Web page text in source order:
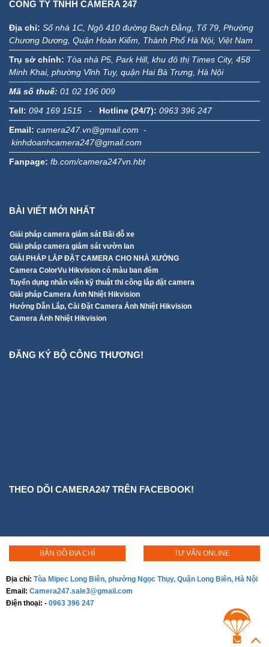
CÔNG TY TNHH CAMERA 247
Địa chỉ: Số nhà 1C, Ngõ 410 đường Bạch Đằng, Tổ 79, Phường
Chương Dương, Quận Hoàn Kiếm, Thành Phố Hà Nội, Việt Nam
Trụ sở chính: Tòa nhà P5, Park Hill, khu đô thị Times City, 458
Minh Khai, phường Vĩnh Tuy, quận Hai Bà Trưng, Hà Nội
Mã số thuế: 01 02 196 009
Tell: 094 169 1515 - Hotline (24/7): 0963 396 247
Email: camera247.vn@gmail.com -
kinhdoanhcamera247@gmail.com
Fanpage: fb.com/camera247vn.hbt
BÀI VIẾT MỚI NHẤT
Giải pháp camera giám sát Bãi đỗ xe
Giải pháp camera giám sát vườn lan
GIẢI PHÁP LẮP ĐẶT CAMERA CHO NHÀ XƯỞNG
Camera ColorVu Hikvision có màu ban đêm
Tuyển dụng nhân viên kỹ thuật thi công lắp đặt camera
Giải pháp Camera Ảnh Nhiệt Hikvision
Hướng Dẫn Lắp, Cài Đặt Camera Ảnh Nhiệt Hikvision
Camera Ảnh Nhiệt Hikvision
ĐĂNG KÝ BỘ CÔNG THƯƠNG!
THEO DÕI CAMERA247 TRÊN FACEBOOK!
BẢN ĐỒ ĐỊA CHỈ TƯ VẤN ONLINE
Địa chỉ: Tòa Mipec Long Biên, phường Ngọc Thụy, Quận Long Biên, Hà Nội
Email: Camera247.sale3@gmail.com
Điện thoại: - 0963 396 247